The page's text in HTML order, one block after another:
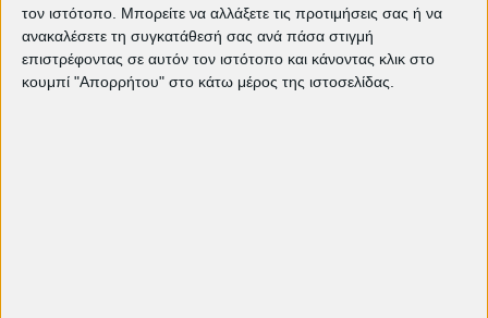
τον ιστότοπο. Μπορείτε να αλλάξετε τις προτιμήσεις σας ή να
ανακαλέσετε τη συγκατάθεσή σας ανά πάσα στιγμή
επιστρέφοντας σε αυτόν τον ιστότοπο και κάνοντας κλικ στο
κουμπί "Απορρήτου" στο κάτω μέρος της ιστοσελίδας.
Tags: Αύγουστος 2017 Δήμος Πετρούπολης
δημοτικός κινηματογράφος πετρούπολης Θερινό